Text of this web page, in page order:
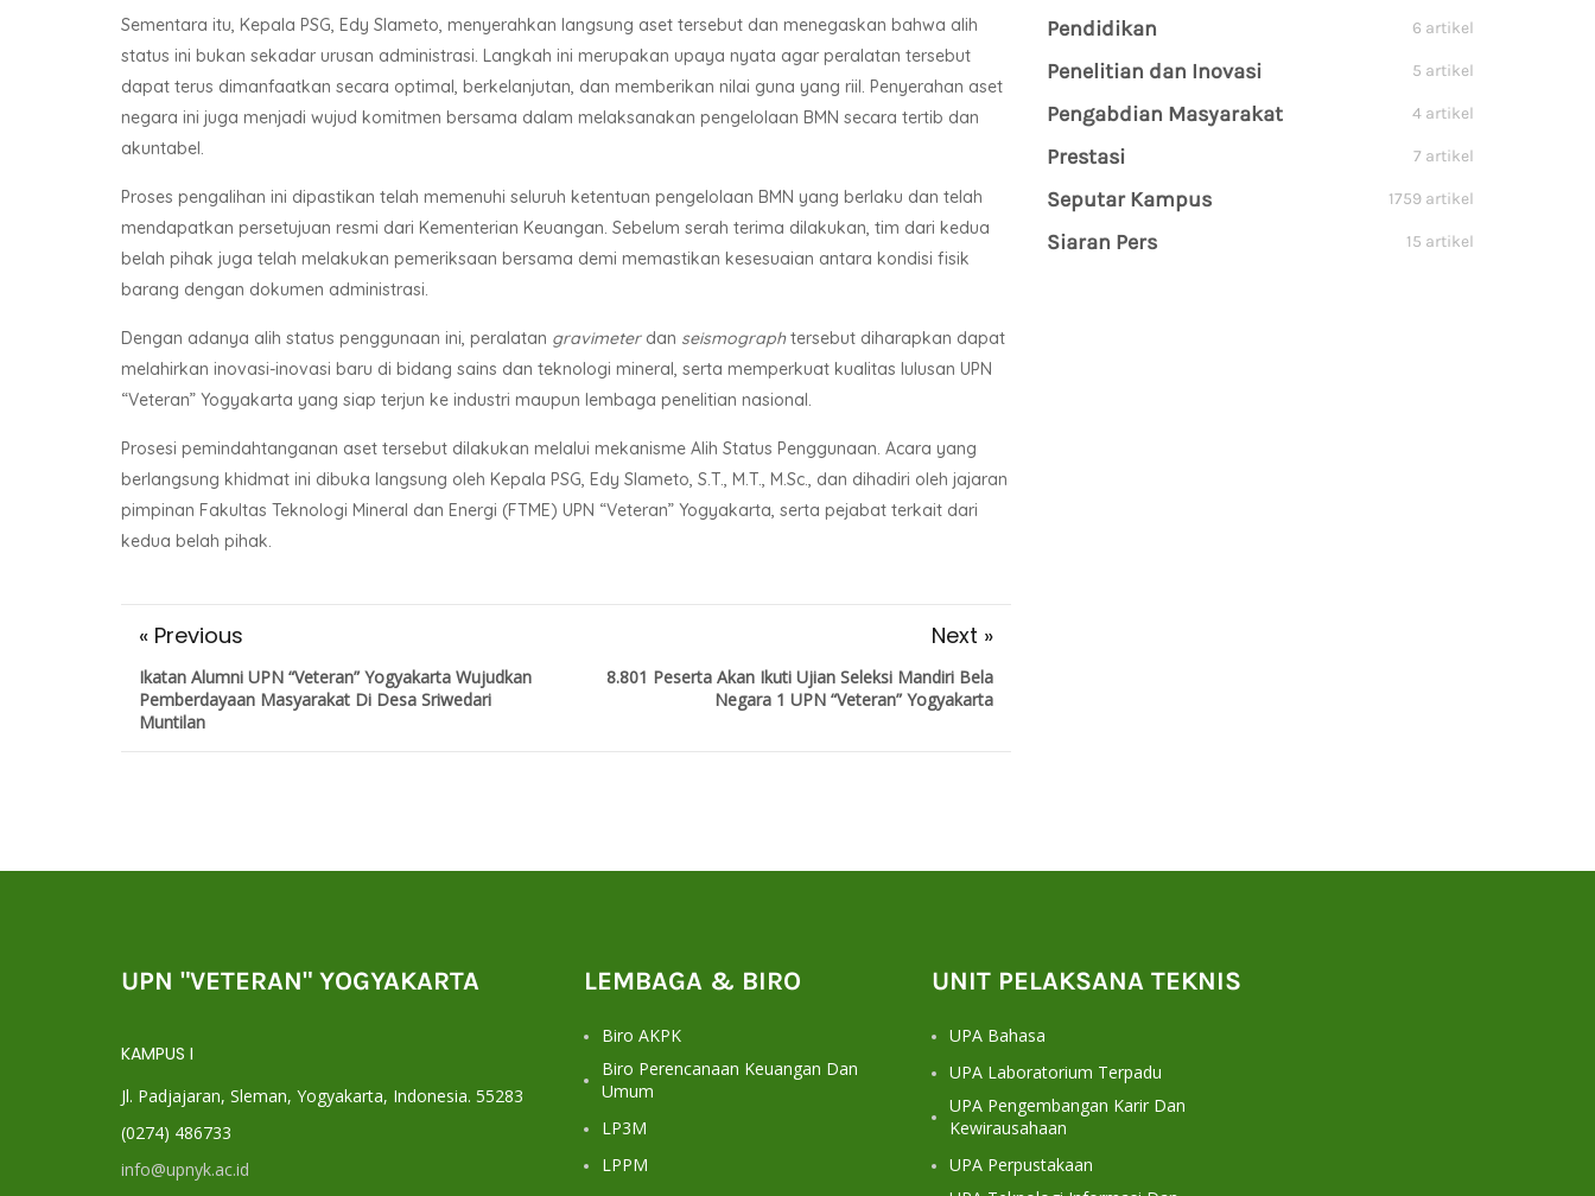
Sementara itu, Kepala PSG, Edy Slameto, menyerahkan langsung aset tersebut dan menegaskan bahwa alih
status ini bukan sekadar urusan administrasi. Langkah ini merupakan upaya nyata agar peralatan tersebut
dapat terus dimanfaatkan secara optimal, berkelanjutan, dan memberikan nilai guna yang riil. Penyerahan aset
negara ini juga menjadi wujud komitmen bersama dalam melaksanakan pengelolaan BMN secara tertib dan
akuntabel.
Proses pengalihan ini dipastikan telah memenuhi seluruh ketentuan pengelolaan BMN yang berlaku dan telah
mendapatkan persetujuan resmi dari Kementerian Keuangan. Sebelum serah terima dilakukan, tim dari kedua
belah pihak juga telah melakukan pemeriksaan bersama demi memastikan kesesuaian antara kondisi fisik
barang dengan dokumen administrasi.
Dengan adanya alih status penggunaan ini, peralatan gravimeterdan seismographtersebut diharapkan dapat
melahirkan inovasi-inovasi baru di bidang sains dan teknologi mineral, serta memperkuat kualitas lulusan UPN
“Veteran” Yogyakarta yang siap terjun ke industri maupun lembaga penelitian nasional.
Prosesi pemindahtanganan aset tersebut dilakukan melalui mekanisme Alih Status Penggunaan. Acara yang
berlangsung khidmat ini dibuka langsung oleh Kepala PSG, Edy Slameto, S.T., M.T., M.Sc., dan dihadiri oleh jajaran
pimpinan Fakultas Teknologi Mineral dan Energi (FTME) UPN “Veteran” Yogyakarta, serta pejabat terkait dari
kedua belah pihak.
« Previous
Ikatan Alumni UPN “Veteran” Yogyakarta Wujudkan
Pemberdayaan Masyarakat Di Desa Sriwedari
Muntilan
Next »
8.801 Peserta Akan Ikuti Ujian Seleksi Mandiri Bela
Negara 1 UPN “Veteran” Yogyakarta
Pendidikan 6 artikel
Penelitian dan Inovasi 5 artikel
Pengabdian Masyarakat 4 artikel
Prestasi 7 artikel
Seputar Kampus 1759 artikel
Siaran Pers 15 artikel
UPN "VETERAN" YOGYAKARTA
KAMPUS I
Jl. Padjajaran, Sleman, Yogyakarta, Indonesia. 55283
(0274) 486733
info@upnyk.ac.id
LEMBAGA & BIRO
Biro AKPK
Biro Perencanaan Keuangan Dan
Umum
LP3M
LPPM
UNIT PELAKSANA TEKNIS
UPA Bahasa
UPA Laboratorium Terpadu
UPA Pengembangan Karir Dan
Kewirausahaan
UPA Perpustakaan